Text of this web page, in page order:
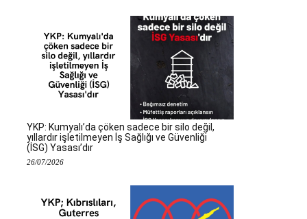
YKP: Kumyalı’da çöken sadece bir silo değil,
yıllardır işletilmeyen İş Sağlığı ve Güvenliği
(İSG) Yasası’dır
26/07/2026